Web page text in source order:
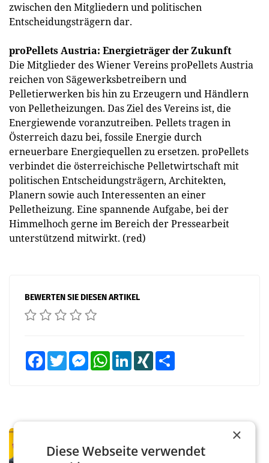
zwischen den Mitgliedern und politischen
Entscheidungsträgern dar.
proPellets Austria: Energieträger der Zukunft
Die Mitglieder des Wiener Vereins proPellets Austria
reichen von Sägewerksbetreibern und
Pelletierwerken bis hin zu Erzeugern und Händlern
von Pelletheizungen. Das Ziel des Vereins ist, die
Energiewende voranzutreiben. Pellets tragen in
Österreich dazu bei, fossile Energie durch
erneuerbare Energiequellen zu ersetzen. proPellets
verbindet die österreichische Pelletwirtschaft mit
politischen Entscheidungsträgern, Architekten,
Planern sowie auch Interessenten an einer
Pelletheizung. Eine spannende Aufgabe, bei der
Himmelhoch gerne im Bereich der Pressearbeit
unterstützend mitwirkt. (red)
BEWERTEN SIE DIESEN ARTIKEL
FacebookTwitter MessengerWhatsAppLinkedInXING
Österreichische Post: Umsatzplus im
×
Diese Webseite verwendet